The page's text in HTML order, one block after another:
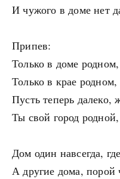
И чужого в доме нет
Припев:
Только в доме
Только в крае
Пусть теперь далеко,
Ты свой город
Дом один навсегда,
А другие дома, порой